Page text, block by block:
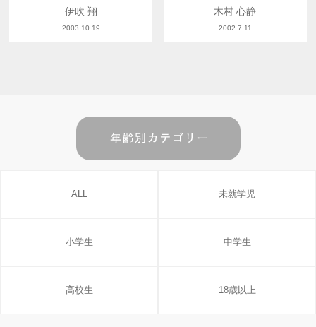
伊吹 翔
2003.10.19
木村 心静
2002.7.11
ALL 未就学児
小学生 中学生
高校生 18歳以上